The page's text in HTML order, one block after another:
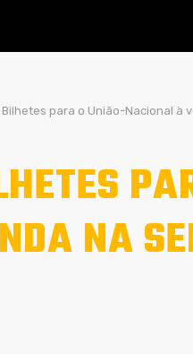
Bilhetes para o União-Nacional à
NA